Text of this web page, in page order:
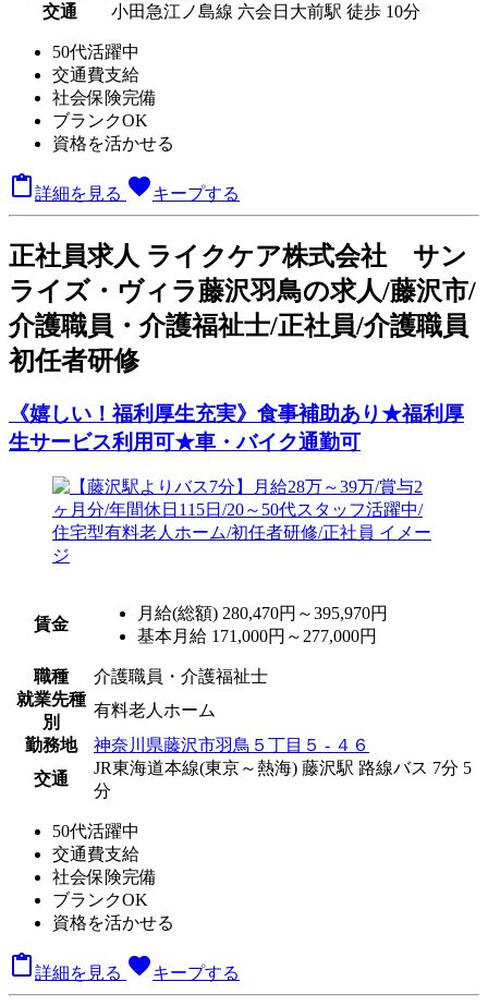
交通
小田急江ノ島線 六会日大前駅 徒歩 10分
50代活躍中
交通費支給
社会保険完備
ブランクOK
資格を活かせる
詳細を見る favoriteキープする
正社員求人 ライクケア株式会社 サン
ライズ・ヴィラ藤沢羽鳥の求人/藤沢市/
介護職員・介護福祉士/正社員/介護職員
初任者研修
《嬉しい！福利厚生充実》食事補助あり★福利厚
生サービス利用可★車・バイク通勤可
賃金
月給(総額) 280,470円～395,970円
基本月給 171,000円～277,000円
職種
介護職員・介護福祉士
就業先種
別
有料老人ホーム
勤務地
神奈川県藤沢市羽鳥５丁目５ - ４６
交通
JR東海道本線(東京～熱海) 藤沢駅 路線バス 7分 5
分
50代活躍中
交通費支給
社会保険完備
ブランクOK
資格を活かせる
 詳細を見る favoriteキープする